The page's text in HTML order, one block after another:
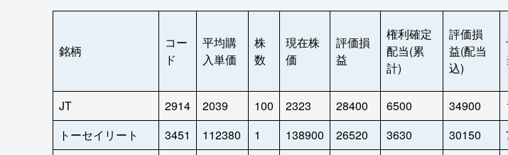
銘柄
コー
ド
平均購
入単価
株
数
現在株
価
評価損
益
権利確定
配当(累
計)
評価損
益(配当
込)
JT
2914 2039 100 2323 28400 6500 34900
トーセイリート
3451 112380 1 138900 26520 3630 30150